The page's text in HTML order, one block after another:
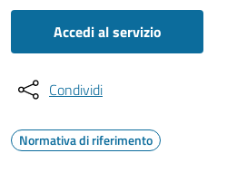
Accedi al servizio
Condividi
Normativa di riferimento